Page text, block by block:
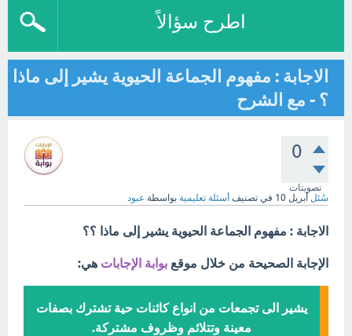
اطرح سؤالاً
الاجابة : مفهوم الجماعة الحيوية يشير إلى ماذا
؟ - مع الشرح
0
تصويتات
سُئل أبريل 10 في تصنيف أسئلة تعليمية بواسطة عبود
الاجابة : مفهوم الجماعة الحيوية يشير إلى ماذا ؟؟
الإجابة الصحيحة من خلال موقع بوابة الإجابات هي:
يشير الى تجمعات من انواع كائنات حية تشترك بصفات
معينة وتتلائم وظروف مشتركة.